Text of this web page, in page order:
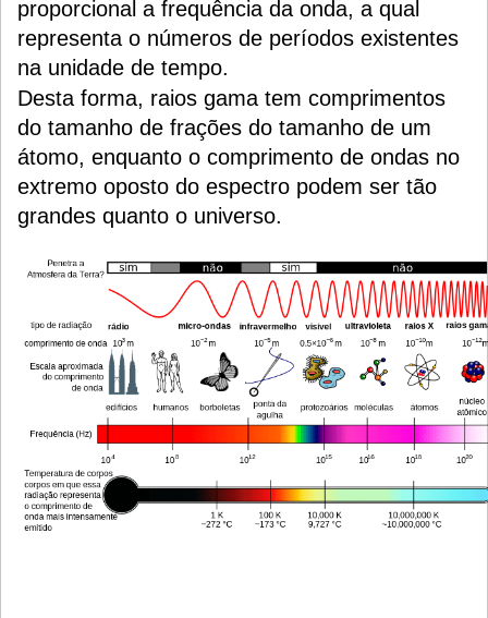
proporcional a frequência da onda, a qual
representa o números de períodos existentes
na unidade de tempo.
Desta forma, raios gama tem comprimentos
do tamanho de frações do tamanho de um
átomo, enquanto o comprimento de ondas no
extremo oposto do espectro podem ser tão
grandes quanto o universo.